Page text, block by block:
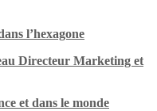
l’hexagone
Directeur Marketing et
et dans le monde